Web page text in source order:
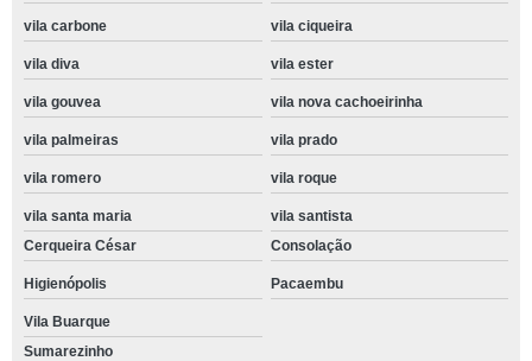
vila carbone vila ciqueira
vila diva vila ester
vila gouvea vila nova cachoeirinha
vila palmeiras vila prado
vila romero vila roque
vila santa maria
vila santista
Cerqueira César
Consolação
Higienópolis Pacaembu
Vila Buarque
Sumarezinho